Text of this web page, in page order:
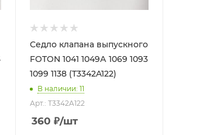
Седло клапана выпускного
FOTON 1041 1049А 1069 1093
1099 1138 (T3342A122)
В наличии: 11
Арт.: T3342A122
360 ₽/шт